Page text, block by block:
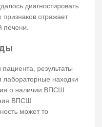
диагностировать
признаков отражает
печени.
результаты
лабораторные находки
о наличии ВПСШ.
ВПСШ
может то